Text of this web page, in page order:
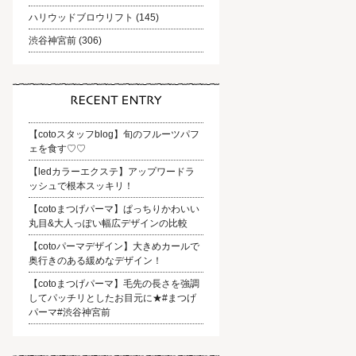
ハリウッドブロウリフト (145)
渋谷神宮前 (306)
【cotoスタッフblog】旬のフルーツパフ
ェを食す♡♡
【ledカラーエクステ】アップワードラ
ッシュで根本スッキリ！
【cotoまつげパーマ】ぱっちりかわいい
丸目&大人っぽい幅広デザインの比較
【cotoパーマデザイン】大きめカールで
奥行きのある緩めなデザイン！
【cotoまつげパーマ】毛先の長さを強調
してパッチリとしたお目元に★#まつげ
パーマ#渋谷神宮前